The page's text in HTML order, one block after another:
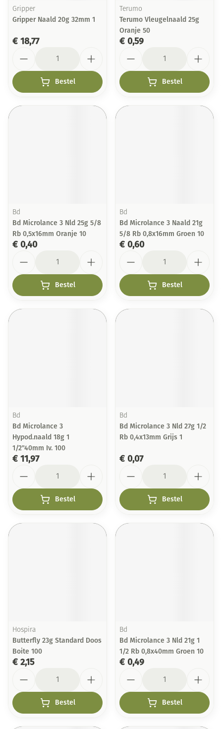
Gripper
Gripper Naald 20g 32mm 1
€ 18,77
Bestel
Terumo
Terumo Vleugelnaald 25g
Oranje 50
€ 0,59
Bestel
Bd
Bd Microlance 3 Nld 25g 5/8
Rb 0,5x16mm Oranje 10
€ 0,40
Bestel
Bd
Bd Microlance 3 Naald 21g
5/8 Rb 0,8x16mm Groen 10
€ 0,60
Bestel
Bd
Bd Microlance 3
Hypod.naald 18g 1
1/2"40mm Iv. 100
€ 11,97
Bestel
Bd
Bd Microlance 3 Nld 27g 1/2
Rb 0,4x13mm Grijs 1
€ 0,07
Bestel
Hospira
Butterfly 23g Standard Doos
Boite 100
€ 2,15
Bestel
Bd
Bd Microlance 3 Nld 21g 1
1/2 Rb 0,8x40mm Groen 10
€ 0,49
Bestel